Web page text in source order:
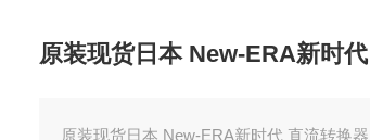
原装现货日本 New-ERA新时
原装现货日本 New-ERA新时代 直流转换器